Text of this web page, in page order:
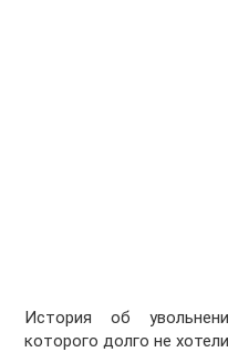
История об
которого долго не